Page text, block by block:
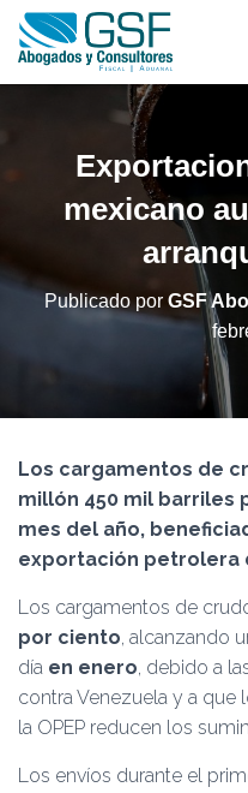
mexicano
Publicado por GSF
Los cargamentos de
millón 450 mil barriles
mes del año,
exportación petrolera
Los cargamentos de
por ciento, alcanzando
día en enero, debido a
contra Venezuela y a
la OPEP reducen los
Los envíos durante el